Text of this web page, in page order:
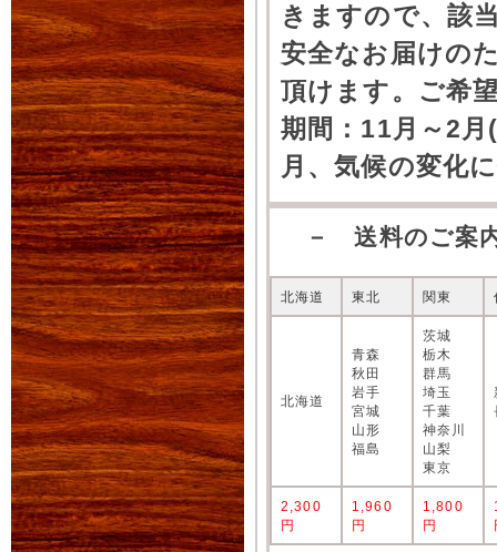
きますので、該
安全なお届けの
頂けます。ご希
期間：11月～2
月、気候の変化
－ 送料のご案
北海道 東北 関東
北海道
青森
秋田
岩手
宮城
山形
福島
茨城
栃木
群馬
埼玉
千葉
神奈川
山梨
東京
2,300
円
1,960
円
1,800
円